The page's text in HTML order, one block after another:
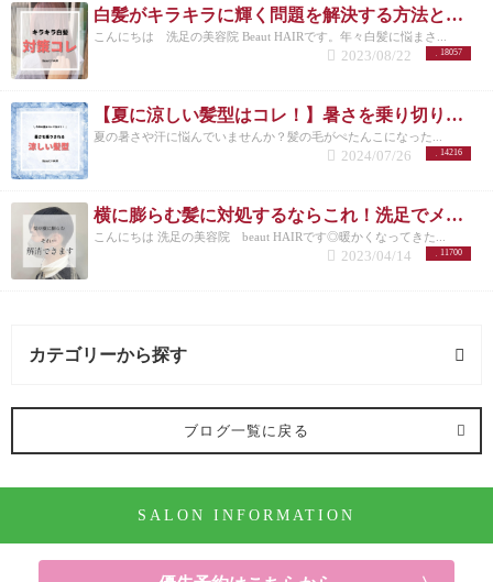
白髪がキラキラに輝く問題を解決する方法とは？白髪を活かしたカラーも紹介
こんにちは 洗足の美容院 Beaut HAIRです。年々白髪に悩まさ...
18057
2023/08/22
【夏に涼しい髪型はコレ！】暑さを乗り切りたいメンズさんにオススメの髪型とは？
夏の暑さや汗に悩んでいませんか？髪の毛がぺたんこになった...
14216
2024/07/26
横に膨らむ髪に対処するならこれ！洗足でメンズカットが得意な美容院が紹介◎
こんにちは 洗足の美容院 beaut HAIRです◎暖かくなってきた...
11700
2023/04/14
カテゴリーから探す
オススメメニュー (122記事)
パーマ (10記事)
ブログ一覧に戻る
SALON INFORMATION